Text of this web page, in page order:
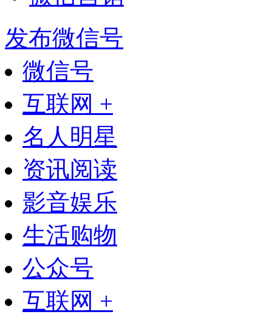
发布微信号
微信号
互联网 +
名人明星
资讯阅读
影音娱乐
生活购物
公众号
互联网 +